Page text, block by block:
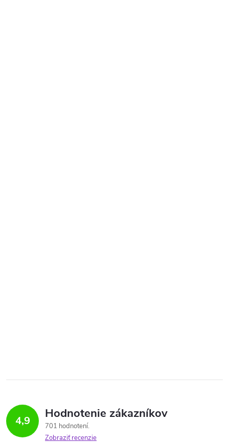
4,9 Hodnotenie zákazníkov
701 hodnotení
Zobraziť recenzie